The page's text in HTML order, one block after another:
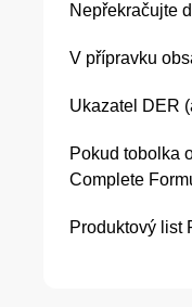
Nepřekračujte
V přípravku
Ukazatel DER
Pokud tobolka
Complete
Produktový list